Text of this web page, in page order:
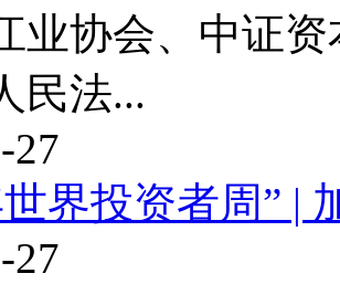
业协会、中证
民法...
27
世界投资者周” |
27